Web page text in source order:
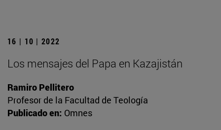
16 | 10 | 2022
Los mensajes del Papa en Kazajistán
Ramiro Pellitero
Profesor de la Facultad de Teología
Publicado en: Omnes